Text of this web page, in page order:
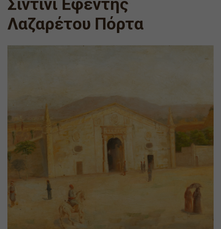
Σιντινί Εφέντης
Λαζαρέτου Πόρτα